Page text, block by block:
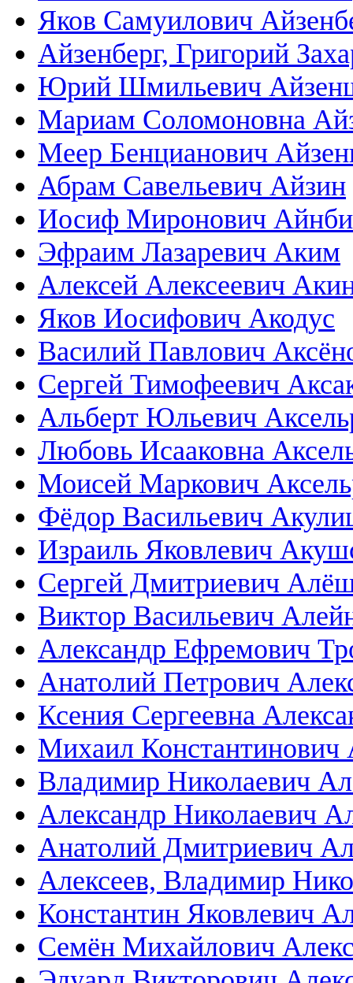
Яков Самуилович
Айзенберг, Григорий
Юрий Шмильевич
Мариам Соломоновна
Меер Бенцианович
Абрам Савельевич Айзин
Иосиф Миронович
Эфраим Лазаревич Аким
Алексей Алексеевич
Яков Иосифович Акодус
Василий Павлович
Сергей Тимофеевич
Альберт Юльевич
Любовь Исааковна
Моисей Маркович
Фёдор Васильевич
Израиль Яковлевич
Сергей Дмитриевич
Виктор Васильевич
Александр Ефремович
Анатолий Петрович
Ксения Сергеевна
Михаил Константинович
Владимир Николаевич
Александр Николаевич
Анатолий Дмитриевич
Алексеев, Владимир
Константин Яковлевич
Семён Михайлович